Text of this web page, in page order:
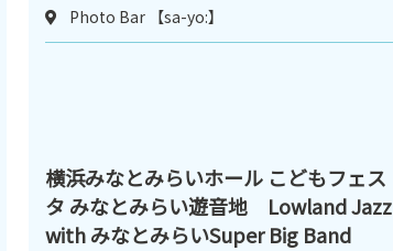
Photo Bar 【sa-yo:】
横浜みなとみらいホール こどもフェス
タ みなとみらい遊音地 Lowland Jazz
with みなとみらいSuper Big Band